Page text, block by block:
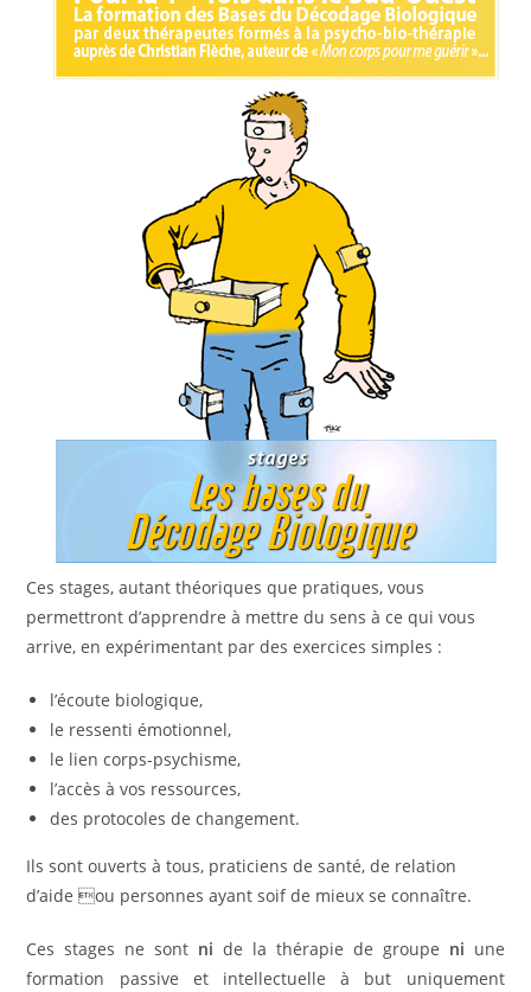
Ces stages, autant théoriques que pratiques, vous
permettront d’apprendre à mettre du sens à ce qui vous
arrive, en expérimentant par des exercices simples :
l’écoute biologique,
le ressenti émotionnel,
le lien corps-psychisme,
l’accès à vos ressources,
des protocoles de changement.
Ils sont ouverts à tous, praticiens de santé, de relation
d’aide ou personnes ayant soif de mieux se connaître.
Ces stages ne sont ni de la thérapie de groupe ni une
formation passive et intellectuelle à but uniquement